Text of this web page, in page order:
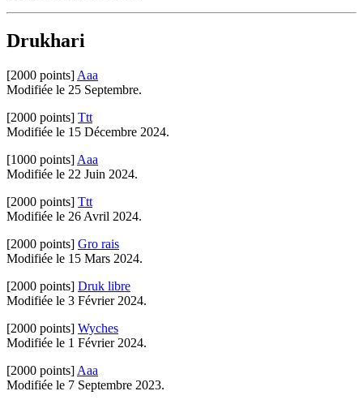
Drukhari
[2000 points] Aaa
Modifiée le 25 Septembre.
[2000 points] Ttt
Modifiée le 15 Décembre 2024.
[1000 points] Aaa
Modifiée le 22 Juin 2024.
[2000 points] Ttt
Modifiée le 26 Avril 2024.
[2000 points] Gro rais
Modifiée le 15 Mars 2024.
[2000 points] Druk libre
Modifiée le 3 Février 2024.
[2000 points] Wyches
Modifiée le 1 Février 2024.
[2000 points] Aaa
Modifiée le 7 Septembre 2023.